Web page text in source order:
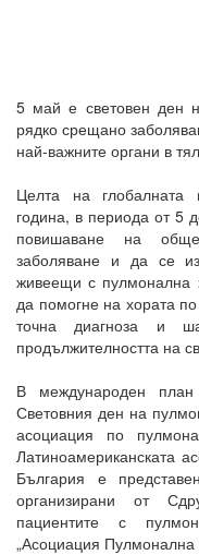
5 май е световен ден
рядко срещано
най-важните органи в
Целта на глобалната
година, в периода от 5
повишаване на
заболяване и да се
живеещи с пулмонална
да помогне на хората
точна диагноза и
продължителността на
В международен план
Световния ден на
асоциация по
Латиноамериканската
България е
организирани от
пациентите с
„Асоциация Пулмонална